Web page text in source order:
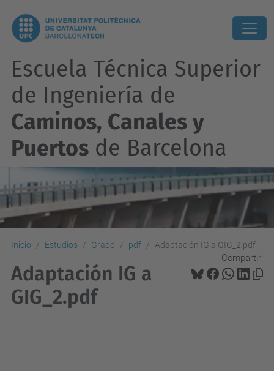
Escuela Técnica Superior
de Ingeniería de
Caminos, Canales y
Puertos de Barcelona
Inicio Estudios Grado pdf Adaptación IG a GIG_2.pdf
Compartir:
Adaptación IG a
GIG_2.pdf